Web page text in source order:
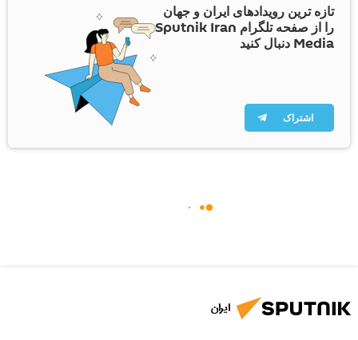
تازه ترین رویدادهای ایران و جهان
را از صفحه تلگرام Sputnik Iran
Media دنبال کنید
اشتراک
ایران